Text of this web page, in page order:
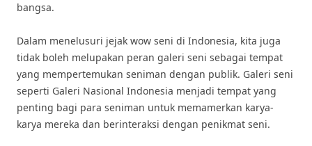
bangsa.
Dalam menelusuri jejak wow seni di Indonesia, kita juga
tidak boleh melupakan peran galeri seni sebagai tempat
yang mempertemukan seniman dengan publik. Galeri seni
seperti Galeri Nasional Indonesia menjadi tempat yang
penting bagi para seniman untuk memamerkan karya-
karya mereka dan berinteraksi dengan penikmat seni.